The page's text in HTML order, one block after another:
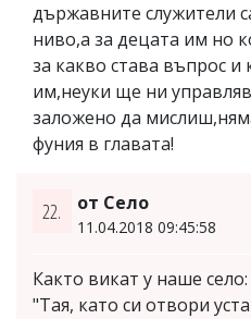
държавните служители
ниво,а за децата им но
за какво става въпрос и
им,неуки ще ни
заложено да
фуния в главата!
22. от Село
11.04.2018 09:45:58
Както викат у наше село:
"Тая, като си отвори